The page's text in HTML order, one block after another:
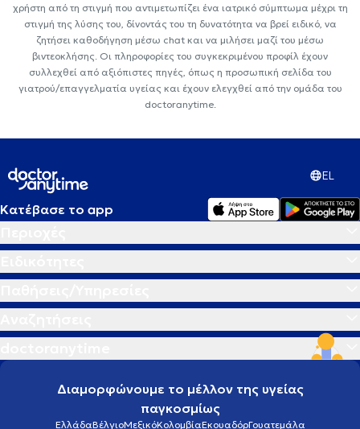
χρήστη από τη στιγμή που αντιμετωπίζει ένα ιατρικό σύμπτωμα μέχρι τη
στιγμή της λύσης του, δίνοντάς του τη δυνατότητα να βρεί ειδικό, να
ζητήσει καθοδήγηση μέσω chat και να μιλήσει μαζί του μέσω
βιντεοκλήσης. Οι πληροφορίες του συγκεκριμένου προφίλ έχουν
συλλεχθεί από αξιόπιστες πηγές, όπως η προσωπική σελίδα του
γιατρού/επαγγελματία υγείας και έχουν ελεγχθεί από την ομάδα του
doctoranytime.
EL
Κατέβασε το app
Διαμορφώνουμε το μέλλον της υγείας
παγκοσμίως
ΕλλάδαΒέλγιοΜεξικόΚολομβίαΕκουαδόρΓουατεμάλα